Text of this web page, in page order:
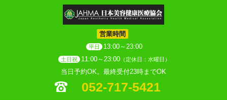
営業時間
平日 13:00～23:00
土日祝 11:00～23:00 （定休日：水曜日）
当日予約OK。最終受付23時までOK
052-717-5421